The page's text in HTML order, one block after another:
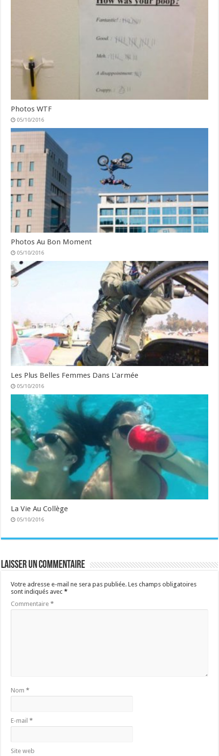
Photos WTF
05/10/2016
Photos Au Bon Moment
05/10/2016
Les Plus Belles Femmes Dans L'armée
05/10/2016
La Vie Au Collège
05/10/2016
Laisser un commentaire
Votre adresse e-mail ne sera pas publiée. Les champs obligatoires
sont indiqués avec*
Commentaire*
Nom*
E-mail*
Site web